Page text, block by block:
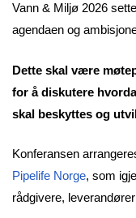
Vann & Miljø 2026
agendaen og
Dette skal være
for å diskutere
skal beskyttes og
Konferansen
Pipelife Norge, som
rådgivere,